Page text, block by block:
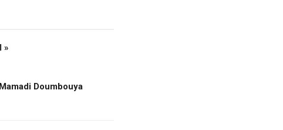
»
Doumbouya